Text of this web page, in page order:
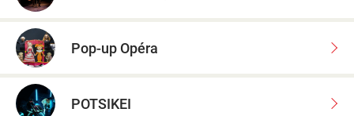
Pop-up Opéra
POTSIKEI